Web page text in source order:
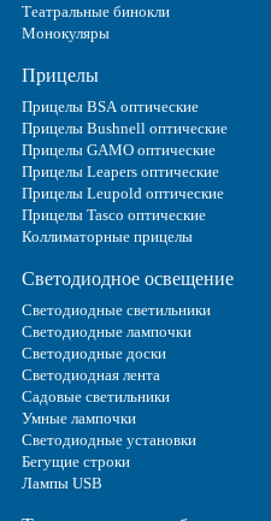
Театральные бинокли
Монокуляры
Прицелы
Прицелы BSA оптические
Прицелы Bushnell оптические
Прицелы GAMO оптические
Прицелы Leapers оптические
Прицелы Leupold оптические
Прицелы Tasco оптические
Коллиматорные прицелы
Светодиодное освещение
Светодиодные светильники
Светодиодные лампочки
Светодиодные доски
Светодиодная лента
Садовые светильники
Умные лампочки
Светодиодные установки
Бегущие строки
Лампы USB